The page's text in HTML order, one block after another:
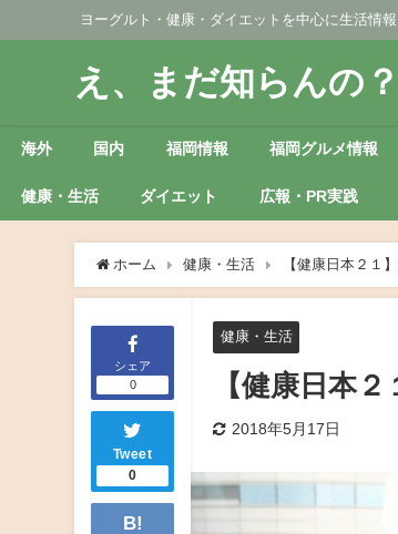
ヨーグルト・健康・ダイエットを中心に生活情
え、まだ知らんの？
海外 国内 福岡情報 福岡グルメ情報
健康・生活 ダイエット 広報・PR実践
ホーム 健康・生活 【健康日本２１
シェア
0
Tweet
0
B!
健康・生活
【健康日本
2018年5月17日